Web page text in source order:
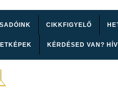
CIKKFIGYELŐ
KÉRDÉSED VAN?